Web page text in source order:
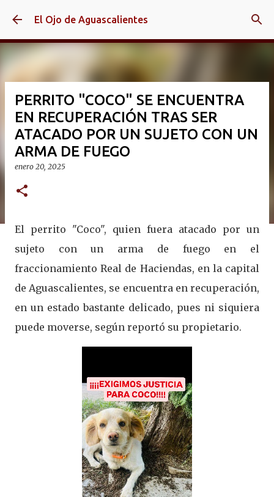
Ir al contenido principal
El Ojo de Aguascalientes
PERRITO "COCO" SE ENCUENTRA
EN RECUPERACIÓN TRAS SER
ATACADO POR UN SUJETO CON UN
ARMA DE FUEGO
enero 20, 2025
El perrito "Coco", quien fuera atacado por un
sujeto con un arma de fuego en el
fraccionamiento Real de Haciendas, en la capital
de Aguascalientes, se encuentra en recuperación,
en un estado bastante delicado, pues ni siquiera
puede moverse, según reportó su propietario.